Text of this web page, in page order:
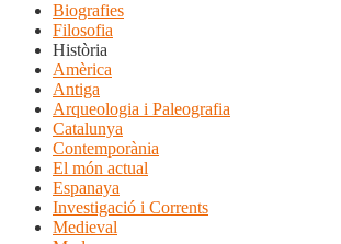
Biografies
Filosofia
Història
Amèrica
Antiga
Arqueologia i Paleografia
Catalunya
Contemporània
El món actual
Espanaya
Investigació i Corrents
Medieval